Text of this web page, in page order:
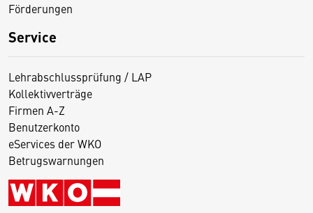
Förderungen
Service
Lehrabschlussprüfung / LAP
Kollektivverträge
Firmen A-Z
Benutzerkonto
eServices der WKO
Betrugswarnungen